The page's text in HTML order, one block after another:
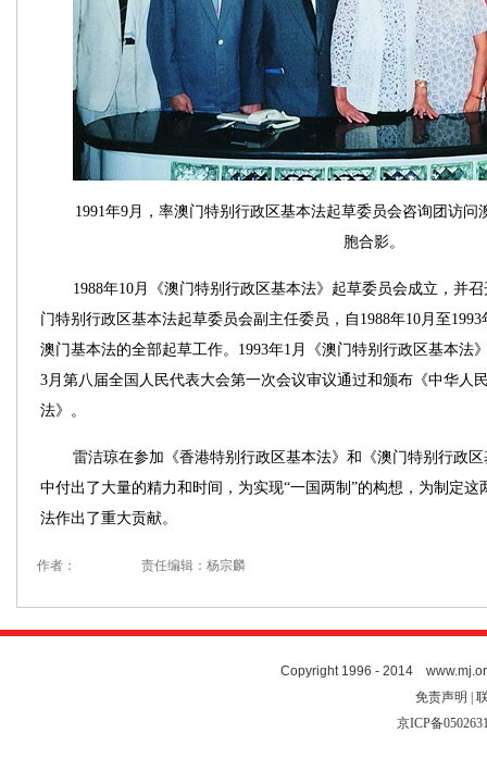
1991年9月，率澳门特别行政区基本法起草委员会咨询团访
胞合影。
1988年10月《澳门特别行政区基本法》起草委员会成立，并
门特别行政区基本法起草委员会副主任委员，自1988年10月至
澳门基本法的全部起草工作。1993年1月《澳门特别行政区基本法
3月第八届全国人民代表大会第一次会议审议通过和颁布《中华人
法》。
雷洁琼在参加《香港特别行政区基本法》和《澳门特别行政
中付出了大量的精力和时间，为实现“一国两制”的构想，为制定
法作出了重大贡献。
作者： 责任编辑：杨宗麟